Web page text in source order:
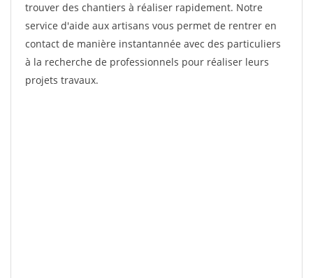
trouver des chantiers à réaliser rapidement. Notre
service d'aide aux artisans vous permet de rentrer en
contact de manière instantannée avec des particuliers
à la recherche de professionnels pour réaliser leurs
projets travaux.